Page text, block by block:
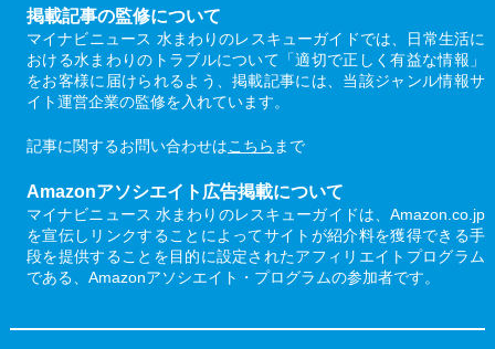
掲載記事の監修について
マイナビニュース 水まわりのレスキューガイドでは、日常生活に
おける水まわりのトラブルについて「適切で正しく有益な情報」
をお客様に届けられるよう、掲載記事には、当該ジャンル情報サ
イト運営企業の監修を入れています。
記事に関するお問い合わせはこちら まで
Amazonアソシエイト広告掲載について
マイナビニュース 水まわりのレスキューガイドは、Amazon.co.jp
を宣伝しリンクすることによってサイトが紹介料を獲得できる手
段を提供することを目的に設定されたアフィリエイトプログラム
である、Amazonアソシエイト・プログラムの参加者です。